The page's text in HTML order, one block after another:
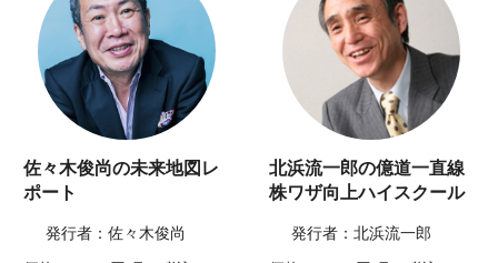
佐々木俊尚の未来地図レ
ポート
発行者：佐々木俊尚
北浜流一郎の億道一直線
株ワザ向上ハイスクール
発行者：北浜流一郎